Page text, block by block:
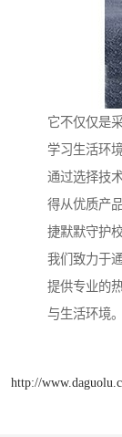
它不仅仅是
学习生活环
通过选择技
得从优质产
捷默默守护
我们致力于
提供专业的
与生活环境。
http://